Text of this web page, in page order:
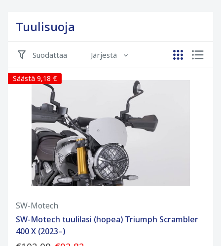
Tuulisuoja
Suodattaa Järjestä
Säästä 9,18 €
SW-Motech
SW-Motech tuulilasi (hopea) Triumph Scrambler
400 X (2023–)